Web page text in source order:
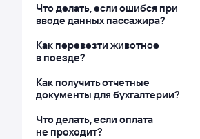
Что делать, если ошибся при
вводе данных пассажира?
Как перевезти животное
в поезде?
Как получить отчетные
документы для бухгалтерии?
Что делать, если оплата
не проходит?